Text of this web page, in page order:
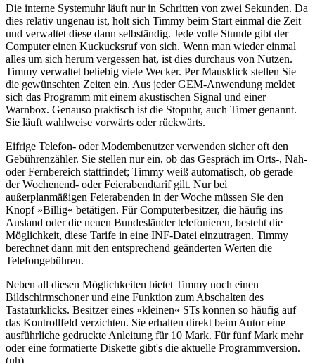
Die interne Systemuhr läuft nur in Schritten von zwei Sekunden. Da
dies relativ ungenau ist, holt sich Timmy beim Start einmal die Zeit
und verwaltet diese dann selbständig. Jede volle Stunde gibt der
Computer einen Kuckucksruf von sich. Wenn man wieder einmal
alles um sich herum vergessen hat, ist dies durchaus von Nutzen.
Timmy verwaltet beliebig viele Wecker. Per Mausklick stellen Sie
die gewünschten Zeiten ein. Aus jeder GEM-Anwendung meldet
sich das Programm mit einem akustischen Signal und einer
Warnbox. Genauso praktisch ist die Stopuhr, auch Timer genannt.
Sie läuft wahlweise vorwärts oder rückwärts.
Eifrige Telefon- oder Modembenutzer verwenden sicher oft den
Gebührenzähler. Sie stellen nur ein, ob das Gespräch im Orts-, Nah-
oder Fernbereich stattfindet; Timmy weiß automatisch, ob gerade
der Wochenend- oder Feierabendtarif gilt. Nur bei
außerplanmäßigen Feierabenden in der Woche müssen Sie den
Knopf »Billig« betätigen. Für Computerbesitzer, die häufig ins
Ausland oder die neuen Bundesländer telefonieren, besteht die
Möglichkeit, diese Tarife in eine INF-Datei einzutragen. Timmy
berechnet dann mit den entsprechend geänderten Werten die
Telefongebühren.
Neben all diesen Möglichkeiten bietet Timmy noch einen
Bildschirmschoner und eine Funktion zum Abschalten des
Tastaturklicks. Besitzer eines »kleinen« STs können so häufig auf
das Kontrollfeld verzichten. Sie erhalten direkt beim Autor eine
ausführliche gedruckte Anleitung für 10 Mark. Für fünf Mark mehr
oder eine formatierte Diskette gibt's die aktuelle Programmversion.
(uh)